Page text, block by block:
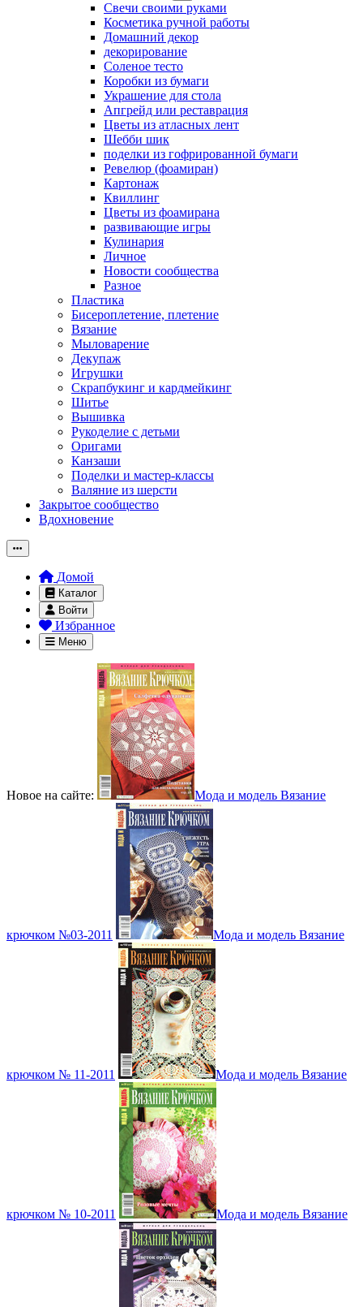
Свечи своими руками
Косметика ручной работы
Домашний декор
декорирование
Соленое тесто
Коробки из бумаги
Украшение для стола
Апгрейд или реставрация
Цветы из атласных лент
Шебби шик
поделки из гофрированной бумаги
Ревелюр (фоамиран)
Картонаж
Квиллинг
Цветы из фоамирана
развивающие игры
Кулинария
Личное
Новости сообщества
Разное
Пластика
Бисероплетение, плетение
Вязание
Мыловарение
Декупаж
Игрушки
Скрапбукинг и кардмейкинг
Шитье
Вышивка
Рукоделие с детьми
Оригами
Канзаши
Поделки и мастер-классы
Валяние из шерсти
Закрытое сообщество
Вдохновение
Домой
Каталог
Войти
Избранное
Меню
Новое на сайте: Мода и модель Вязание
крючком №03-2011 Мода и модель Вязание
крючком № 11-2011 Мода и модель Вязание
крючком № 10-2011 Мода и модель Вязание